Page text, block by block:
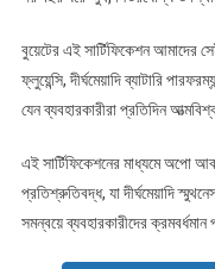
বুয়েটের এই সার্টিফিকেশন আমাদের
ফ্লুয়েন্সি, দীর্ঘমেয়াদি ব্যাটারি
যেন ব্যবহারকারীরা প্রতিদিন
এই সার্টিফিকেশনের মাধ্যমে অপো
প্রতিশ্রুতিবদ্ধ, যা দীর্ঘমেয়াদি
সমন্বয়ে ব্যবহারকারীদের